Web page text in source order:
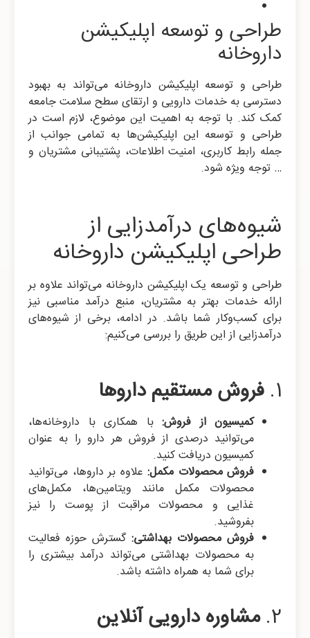
طراحی و توسعه اپلیکیشن
داروخانه
طراحی و توسعه اپلیکیشن داروخانه می‌تواند به بهبود
دسترسی به خدمات دارویی و ارتقای سطح سلامت جامعه
کمک کند. با توجه به اهمیت این موضوع، لازم است در
طراحی و توسعه این اپلیکیشن‌ها به تمامی جوانب از
جمله رابط کاربری، امنیت اطلاعات، پشتیبانی مشتریان و
… توجه ویژه شود.
شیوه‌های درآمدزایی از
طراحی اپلیکیشن داروخانه
طراحی و توسعه یک اپلیکیشن داروخانه می‌تواند علاوه بر
ارائه خدمات بهتر به مشتریان، منبع درآمد مناسبی نیز
برای کسب‌وکار شما باشد. در ادامه، برخی از شیوه‌های
درآمدزایی از این طریق را بررسی می‌کنیم:
فروش مستقیم داروها
کمیسیون از فروش:با همکاری با داروخانه‌ها،
می‌توانید درصدی از فروش هر دارو را به عنوان
کمیسیون دریافت کنید.
فروش محصولات مکمل:علاوه بر داروها، می‌توانید
محصولات مکمل مانند ویتامین‌ها، مکمل‌های
غذایی و محصولات مراقبت از پوست را نیز
بفروشید.
فروش محصولات بهداشتی:گسترش حوزه فعالیت
به محصولات بهداشتی می‌تواند درآمد بیشتری را
برای شما به همراه داشته باشد.
مشاوره دارویی آنلاین